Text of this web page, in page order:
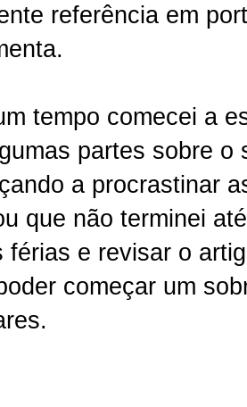
referência em
tempo comecei a
partes sobre o
a procrastinar
que não terminei
férias e revisar o
começar um